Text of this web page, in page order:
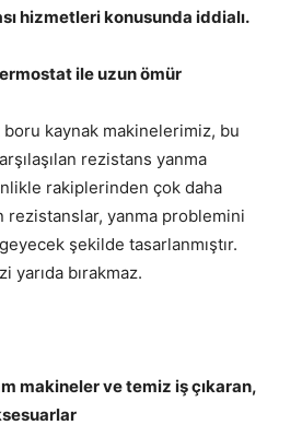
hizmetleri konusunda iddialı.
ile uzun ömür
boru kaynak makinelerimiz, bu
rezistans yanma
rakiplerinden çok daha
rezistanslar, yanma problemini
şekilde tasarlanmıştır.
yarıda bırakmaz.
makineler ve temiz iş çıkaran,